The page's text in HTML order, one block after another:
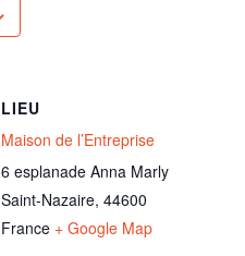
LIEU
Maison de l’Entreprise
6 esplanade Anna Marly
Saint-Nazaire, 44600
France + Google Map